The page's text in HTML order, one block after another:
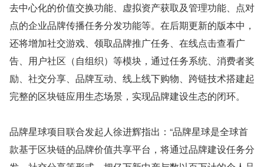
去中心化的价值交换功能、虚拟资产获取及管理功能、点对
点的企业品牌传播任务分发功能等。在后期更新的版本中，
还将增加社交游戏、领取品牌推广任务、在线点击查看广
告、用户社区（自组织）等模块，通过任务系统、消费者奖
励、社交分享、品牌互动、线上线下购物、跨链技术搭建起
完整的区块链应用生态场景，实现品牌建设生态的闭环。
品牌星球项目联合发起人徐进辉指出：“品牌星球是全球首
款基于区块链的品牌价值共享平台，将通过品牌建设任务分